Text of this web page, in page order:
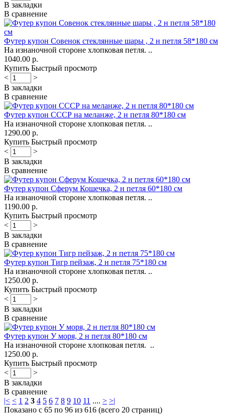
В закладки
В сравнение
Футер купон Совенок стеклянные шары , 2 н петля 58*180 см
На изнаночной стороне хлопковая петля. ..
1040.00 р.
Купить Быстрый просмотр
<
>
В закладки
В сравнение
Футер купон СССР на меланже, 2 н петля 80*180 см
На изнаночной стороне хлопковая петля. ..
1290.00 р.
Купить Быстрый просмотр
<
>
В закладки
В сравнение
Футер купон Сферум Кошечка, 2 н петля 60*180 см
На изнаночной стороне хлопковая петля. ..
1190.00 р.
Купить Быстрый просмотр
<
>
В закладки
В сравнение
Футер купон Тигр пейзаж, 2 н петля 75*180 см
На изнаночной стороне хлопковая петля. ..
1250.00 р.
Купить Быстрый просмотр
<
>
В закладки
В сравнение
Футер купон У моря, 2 н петля 80*180 см
На изнаночной стороне хлопковая петля. ..
1250.00 р.
Купить Быстрый просмотр
<
>
В закладки
В сравнение
|< < 1 2 3 4 5 6 7 8 9 10 11 .... > >|
Показано с 65 по 96 из 616 (всего 20 страниц)